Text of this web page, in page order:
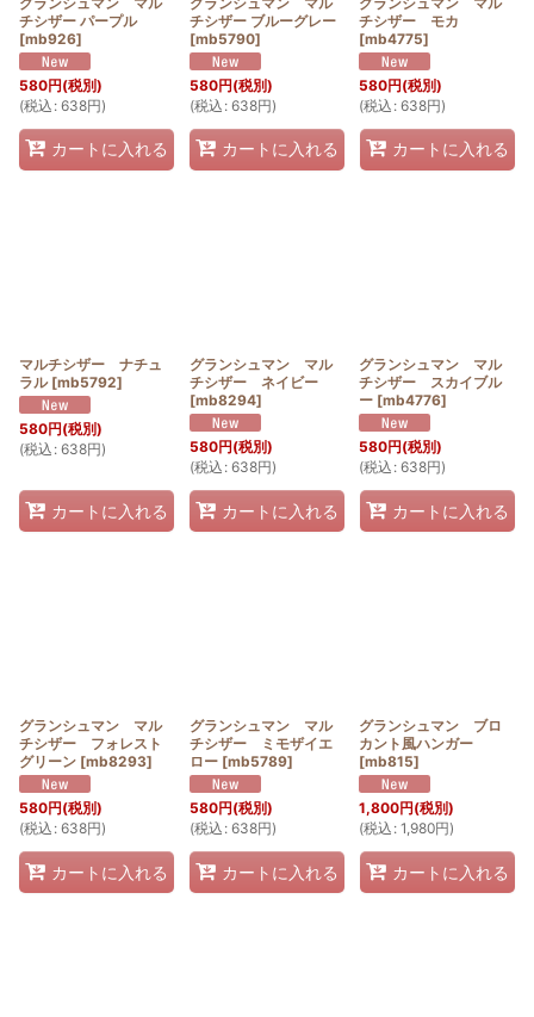
チシザー パープル
[mb926]
580円(税別)
(税込 : 638円)
カートに入れる
チシザー ブルーグレー
[mb5790]
580円(税別)
(税込 : 638円)
カートに入れる
チシザー モカ
[mb4775]
580円(税別)
(税込 : 638円)
カートに入れる
マルチシザー ナチュ
ラル [mb5792]
580円(税別)
(税込 : 638円)
カートに入れる
グランシュマン マル
チシザー ネイビー
[mb8294]
580円(税別)
(税込 : 638円)
カートに入れる
グランシュマン マル
チシザー スカイブル
ー [mb4776]
580円(税別)
(税込 : 638円)
カートに入れる
グランシュマン マル
チシザー フォレスト
グリーン [mb8293]
580円(税別)
(税込 : 638円)
カートに入れる
グランシュマン マル
チシザー ミモザイエ
ロー [mb5789]
580円(税別)
(税込 : 638円)
カートに入れる
グランシュマン ブロ
カント風ハンガー
[mb815]
1,800円(税別)
(税込 : 1,980円)
カートに入れる